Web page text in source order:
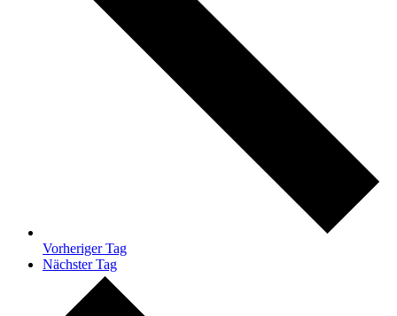
Vorheriger Tag
Nächster Tag